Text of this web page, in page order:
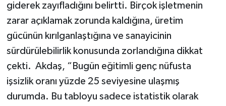
giderek zayıfladığını belirtti. Birçok işletmenin
zarar açıklamak zorunda kaldığına, üretim
gücünün kırılganlaştığına ve sanayicinin
sürdürülebilirlik konusunda zorlandığına dikkat
çekti. Akdaş, “Bugün eğitimli genç nüfusta
işsizlik oranı yüzde 25 seviyesine ulaşmış
durumda. Bu tabloyu sadece istatistik olarak